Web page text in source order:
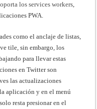
los services workers,
PWA.
como el anclaje de listas,
tile, sin embargo, los
para llevar estas
en Twitter son
las actualizaciones
aplicación y en el menú
resta presionar en el